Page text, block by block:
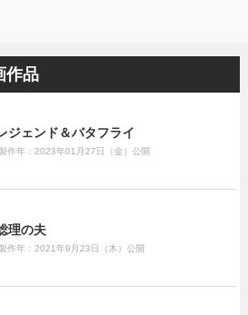
作品
ジェンド＆バタフライ
作年：2023年01月27日（金）公開
理の夫
作年：2021年9月23日（木）公開